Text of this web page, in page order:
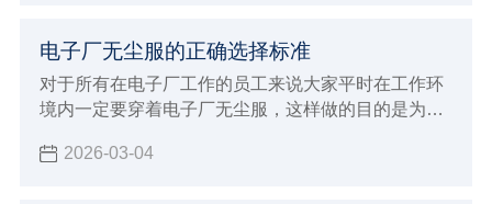
电子厂无尘服的正确选择标准
对于所有在电子厂工作的员工来说大家平时在工作环
境内一定要穿着电子厂无尘服，这样做的目的是为了
种电子仪器造成损伤
2026-03-04